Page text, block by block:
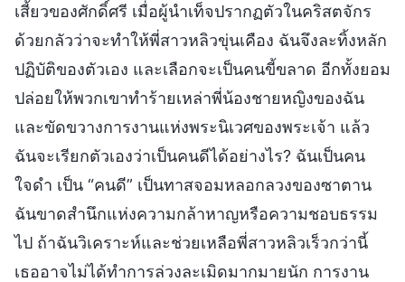
เสี้ยวของศักดิ์ศรี เมื่อผู้นำเท็จปรากฏตัวในคริสตจักร
ด้วยกลัวว่าจะทำให้พี่สาวหลิวขุ่นเคือง ฉันจึงละทิ้งหลัก
ปฏิบัติของตัวเอง และเลือกจะเป็นคนขี้ขลาด อีกทั้งยอม
ปล่อยให้พวกเขาทำร้ายเหล่าพี่น้องชายหญิงของฉัน
และขัดขวางการงานแห่งพระนิเวศของพระเจ้า แล้ว
ฉันจะเรียกตัวเองว่าเป็นคนดีได้อย่างไร? ฉันเป็นคน
ใจดำ เป็น “คนดี” เป็นทาสจอมหลอกลวงของซาตาน
ฉันขาดสำนึกแห่งความกล้าหาญหรือความชอบธรรม
ไป ถ้าฉันวิเคราะห์และช่วยเหลือพี่สาวหลิวเร็วกว่านี้
เธออาจไม่ได้ทำการล่วงละเมิดมากมายนัก การงาน